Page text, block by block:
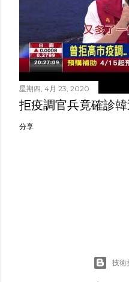
星期四, 4月 23, 2020
拒疫調官兵竟確診
分享
技術